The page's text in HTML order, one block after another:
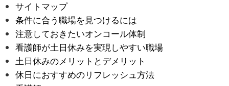
サイトマップ
条件に合う職場を見つけるには
注意しておきたいオンコール体制
看護師が土日休みを実現しやすい職場
土日休みのメリットとデメリット
休日におすすめのリフレッシュ方法